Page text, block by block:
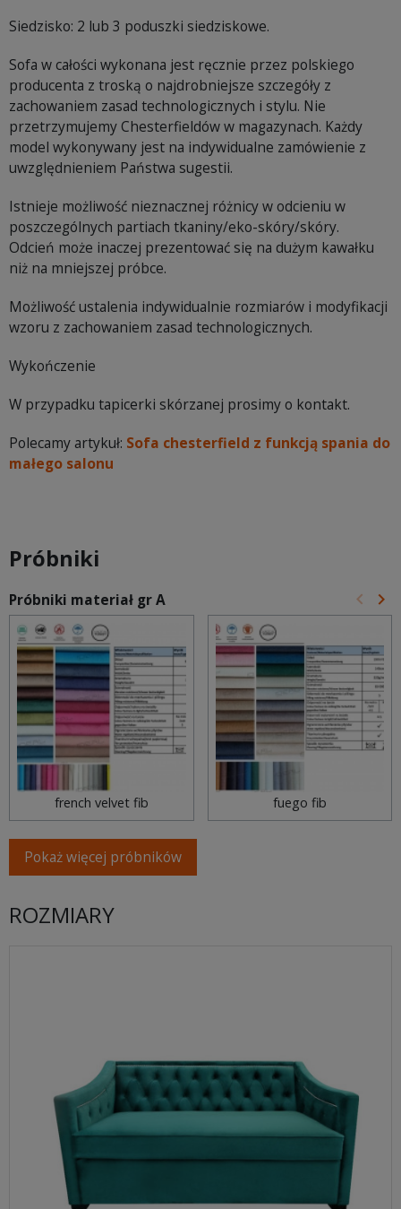
Siedzisko: 2 lub 3 poduszki siedziskowe.
Sofa w całości wykonana jest ręcznie przez polskiego
producenta z troską o najdrobniejsze szczegóły z
zachowaniem zasad technologicznych i stylu. Nie
przetrzymujemy Chesterfieldów w magazynach. Każdy
model wykonywany jest na indywidualne zamówienie z
uwzględnieniem Państwa sugestii.
Istnieje możliwość nieznacznej różnicy w odcieniu w
poszczególnych partiach tkaniny/eko-skóry/skóry.
Odcień może inaczej prezentować się na dużym kawałku
niż na mniejszej próbce.
Możliwość ustalenia indywidualnie rozmiarów i modyfikacji
wzoru z zachowaniem zasad technologicznych.
Wykończenie
W przypadku tapicerki skórzanej prosimy o kontakt.
Polecamy artykuł: Sofa chesterfield z funkcją spania do
małego salonu
Próbniki
Próbniki materiał gr A keyboard_arrow_left keyboard_arrow_right
french velvet fib fuego fib
Pokaż więcej próbników
ROZMIARY